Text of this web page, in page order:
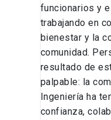
funcionarios y
trabajando en
bienestar y la
comunidad.
resultado de
palpable: la
Ingeniería ha
confianza,